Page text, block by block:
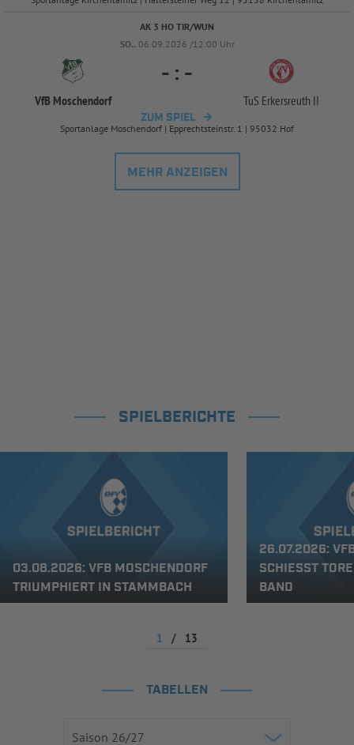
AK 3 HO TIR/WUN
SO.. 06.09.2026 /12:00 Uhr
VfB Moschendorf
- : -
TuS Erkersreuth II
ZUM SPIEL
Sportanlage Moschendorf | Epprechtsteinstr. 1 | 95032 Hof
MEHR ANZEIGEN
SPIELBERICHTE
03.08.2026: VFB MOSCHENDORF
TRIUMPHIERT IN STAMMBACH
26.07.2026:
SCHIESST
AND
1 / 13
TABELLEN